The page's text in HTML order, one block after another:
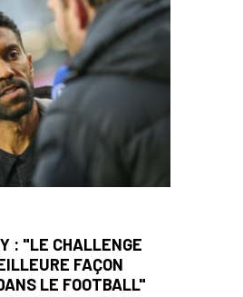
: "LE CHALLENGE
FAÇON
LE FOOTBALL"